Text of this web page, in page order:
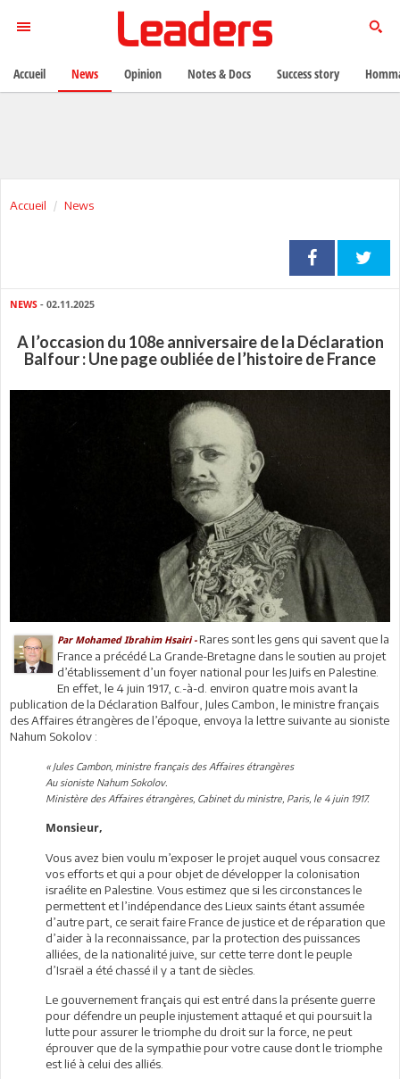
Accueil News
NEWS - 02.11.2025
A l’occasion du 108e anniversaire de la Déclaration
Balfour : Une page oubliée de l’histoire de France
Par Mohamed Ibrahim Hsairi - Rares sont les gens qui savent que la
France a précédé La Grande-Bretagne dans le soutien au projet
d’établissement d’un foyer national pour les Juifs en Palestine.
En effet, le 4 juin 1917, c.-à-d. environ quatre mois avant la
publication de la Déclaration Balfour, Jules Cambon, le ministre français
des Affaires étrangères de l’époque, envoya la lettre suivante au sioniste
Nahum Sokolov :
« Jules Cambon, ministre français des Affaires étrangères
Au sioniste Nahum Sokolov.
Ministère des Affaires étrangères, Cabinet du ministre, Paris, le 4 juin 1917.
Monsieur,
Vous avez bien voulu m’exposer le projet auquel vous consacrez
vos efforts et qui a pour objet de développer la colonisation
israélite en Palestine. Vous estimez que si les circonstances le
permettent et l’indépendance des Lieux saints étant assumée
d’autre part, ce serait faire France de justice et de réparation que
d’aider à la reconnaissance, par la protection des puissances
alliées, de la nationalité juive, sur cette terre dont le peuple
d’Israël a été chassé il y a tant de siècles.
Le gouvernement français qui est entré dans la présente guerre
pour défendre un peuple injustement attaqué et qui poursuit la
lutte pour assurer le triomphe du droit sur la force, ne peut
éprouver que de la sympathie pour votre cause dont le triomphe
est lié à celui des alliés.
Accueil News Opinion Notes & Docs Success story